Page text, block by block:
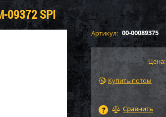
09372 SPI
Артикул: 00-00089375
Цена:
Купить потом